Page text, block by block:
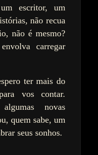
escritor, um
não recua
não é mesmo?
carregar
ter mais do
vos contar.
novas
quem sabe, um
seus sonhos.